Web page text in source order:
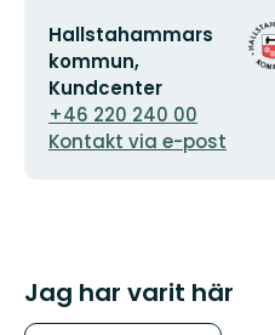
E-
postadress
Hallstahammars
kommun,
Kundcenter
+46 220 240 00
Kontakt via e-post
Jag har varit här